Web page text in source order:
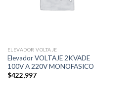
ELEVADOR VOLTAJE
Elevador VOLTAJE 2KVADE
100V A 220V MONOFASICO
$422,997